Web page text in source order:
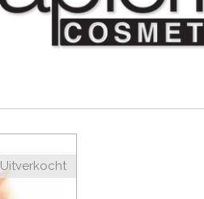
Uitverkocht